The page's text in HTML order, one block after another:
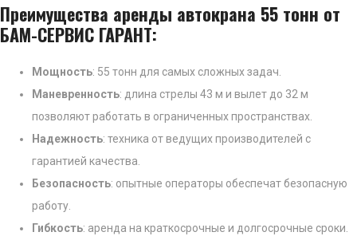
Преимущества аренды автокрана 55 тонн от
БАМ-СЕРВИС ГАРАНТ:
Мощность: 55 тонн для самых сложных задач.
Маневренность: длина стрелы 43 м и вылет до 32 м
позволяют работать в ограниченных пространствах.
Надежность: техника от ведущих производителей с
гарантией качества.
Безопасность: опытные операторы обеспечат безопасную
работу.
Гибкость: аренда на краткосрочные и долгосрочные сроки.